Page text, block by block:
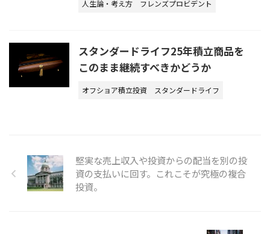
人生論・考え方
フレンズプロビデント
スタンダードライフ25年積立商品を
このまま継続すべきかどうか
オフショア積立投資 スタンダードライフ
堅実な売上収入や投資からの配当を別の投
資の支払いに回す。これこそが究極の複合
投資。